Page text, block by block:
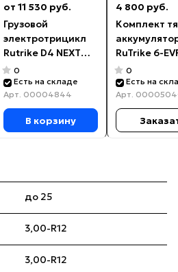
от 11 530 руб.
Грузовой
электротрицикл
Rutrike D4 NEXT
КАБИНА 1800
60V1500W
0
Есть на складе
Арт. 00004844
В корзину
4 800 руб.
Комплект
RuTrike 6-
(60V80A/H
0
Есть на
Арт.
до 25
3,00-R12
3,00-R12